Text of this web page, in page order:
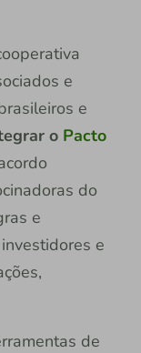
e
e
o Pacto
do
e
e
de